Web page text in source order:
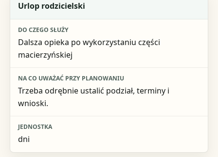
Urlop rodzicielski
Dalsza opieka po wykorzystaniu części
macierzyńskiej
Trzeba odrębnie ustalić podział, terminy i
wnioski.
dni